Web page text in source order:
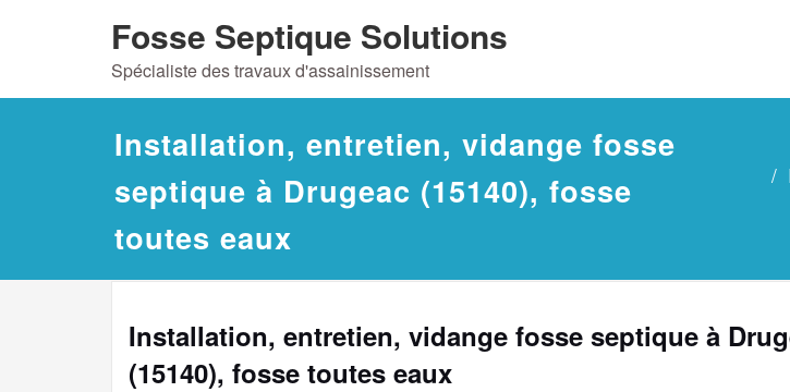
Fosse Septique Solutions
Spécialiste des travaux d'assainissement
Installation, entretien, vidange fosse
septique à Drugeac (15140), fosse
toutes eaux
Installation, entretien, vidange fosse septique à
(15140), fosse toutes eaux